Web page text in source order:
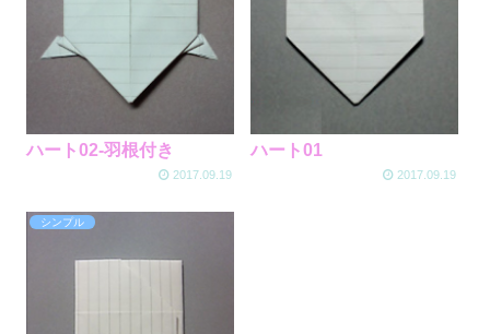
ハート02-羽根付き
2017.09.19
ハート01
2017.09.19
シンプル